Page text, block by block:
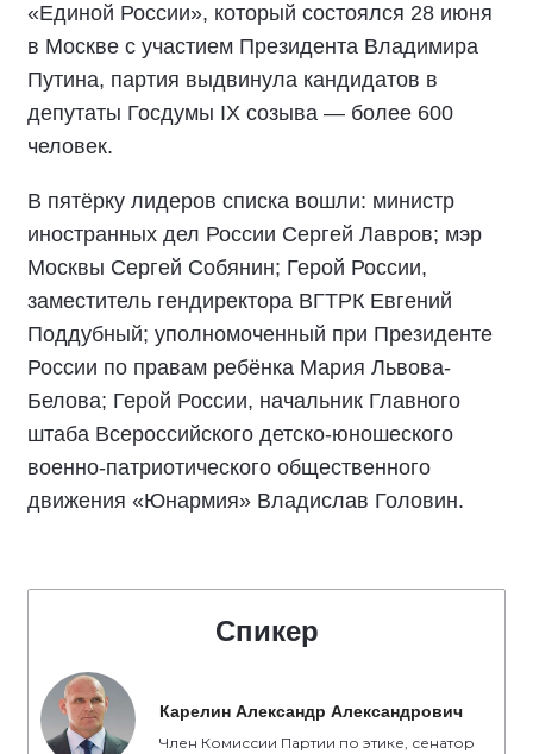
«Единой России», который состоялся 28 июня
в Москве с участием Президента Владимира
Путина, партия выдвинула кандидатов в
депутаты Госдумы IX созыва — более 600
человек.
В пятёрку лидеров списка вошли: министр
иностранных дел России Сергей Лавров; мэр
Москвы Сергей Собянин; Герой России,
заместитель гендиректора ВГТРК Евгений
Поддубный; уполномоченный при Президенте
России по правам ребёнка Мария Львова-
Белова; Герой России, начальник Главного
штаба Всероссийского детско-юношеского
военно-патриотического общественного
движения «Юнармия» Владислав Головин.
Спикер
Карелин Александр Александрович
Член Комиссии Партии по этике, сенатор